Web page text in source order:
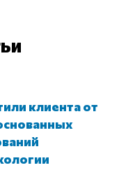
клиента от